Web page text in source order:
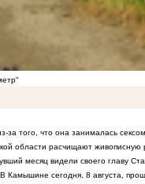
того, что она занималась
области расчищают
месяц видели своего главу
В Камышине сегодня, 8 августа,